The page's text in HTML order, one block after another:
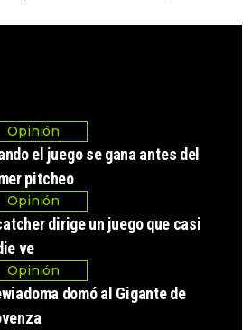
Opinión
el juego se gana antes del
pitcheo
Opinión
dirige un juego que casi
ve
Opinión
domó al Gigante de